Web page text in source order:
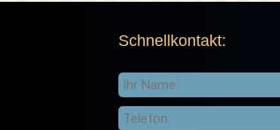
Schnellkontakt: